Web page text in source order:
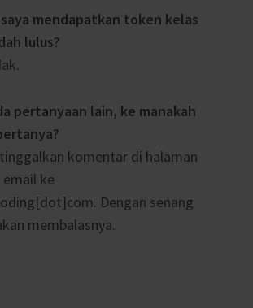
mendapatkan token kelas
lulus?
pertanyaan lain, ke manakah
komentar di halaman
ke
Dengan senang
membalasnya.